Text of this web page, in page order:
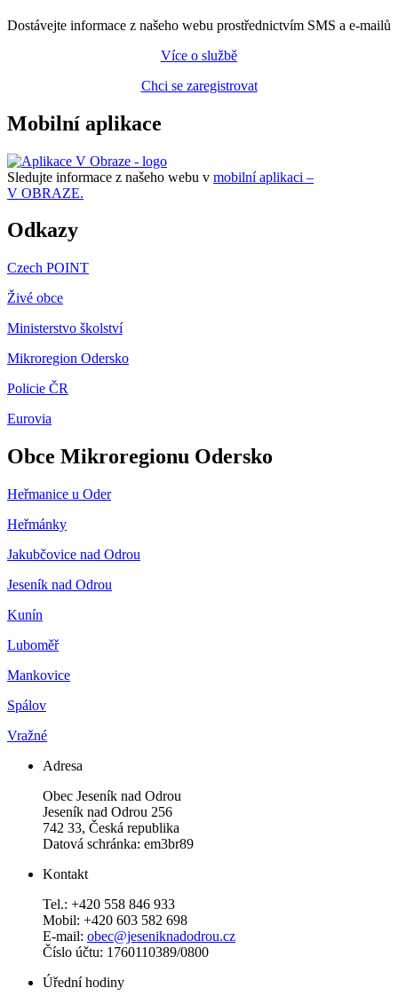
Dostávejte informace z našeho webu prostřednictvím SMS a e-mailů
Více o službě
Chci se zaregistrovat
Mobilní aplikace
Sledujte informace z našeho webu v mobilní aplikaci –
V OBRAZE.
Odkazy
Czech POINT
Živé obce
Ministerstvo školství
Mikroregion Odersko
Policie ČR
Eurovia
Obce Mikroregionu Odersko
Heřmanice u Oder
Heřmánky
Jakubčovice nad Odrou
Jeseník nad Odrou
Kunín
Luboměř
Mankovice
Spálov
Vražné
Adresa
Obec Jeseník nad Odrou
Jeseník nad Odrou 256
742 33, Česká republika
Datová schránka: em3br89
Kontakt
Tel.: +420 558 846 933
Mobil: +420 603 582 698
E-mail: obec@jeseniknadodrou.cz
Číslo účtu: 1760110389/0800
Úřední hodiny